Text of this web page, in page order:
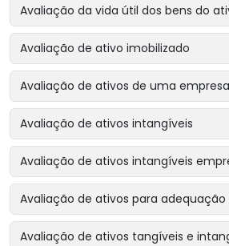
Avaliação da vida útil dos bens do
Avaliação de ativo imobilizado
Avaliação de ativos de uma empresa
Avaliação de ativos intangíveis
Avaliação de ativos intangíveis
Avaliação de ativos para adequação
Avaliação de ativos tangíveis e